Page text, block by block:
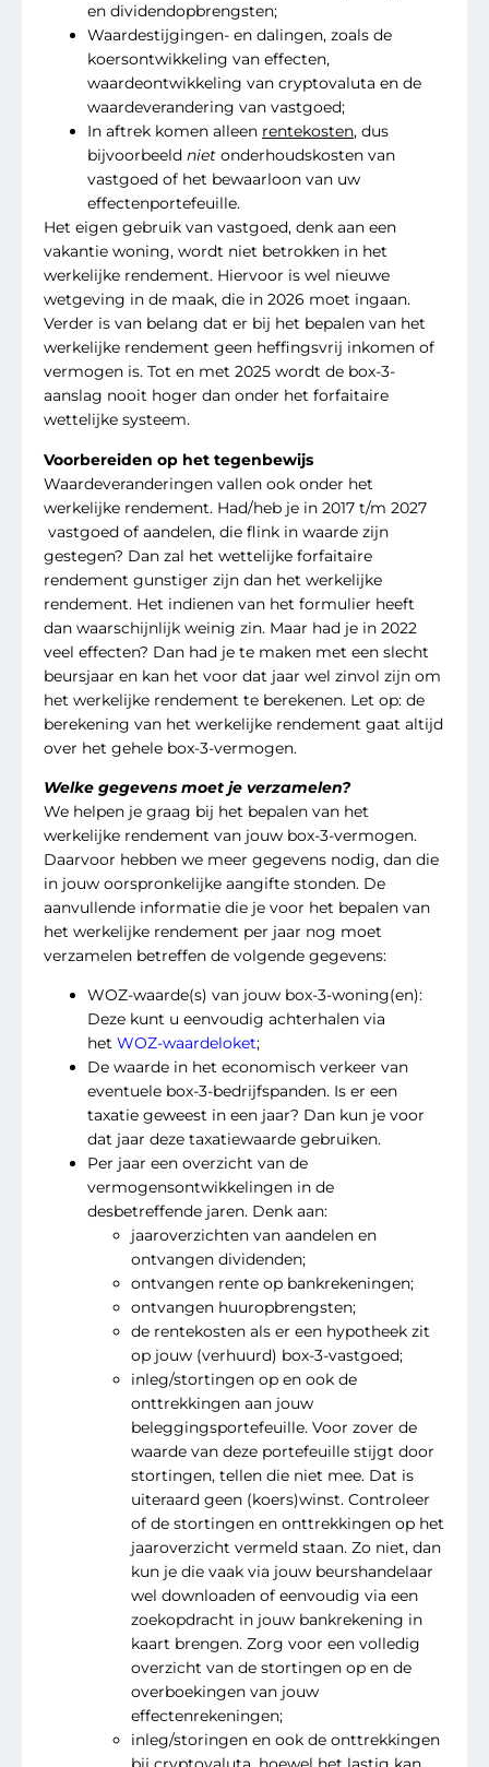
en dividendopbrengsten;
Waardestijgingen- en dalingen, zoals de
koersontwikkeling van effecten,
waardeontwikkeling van cryptovaluta en de
waardeverandering van vastgoed;
In aftrek komen alleen rentekosten, dus
bijvoorbeeld niet onderhoudskosten van
vastgoed of het bewaarloon van uw
effectenportefeuille.
Het eigen gebruik van vastgoed, denk aan een
vakantie woning, wordt niet betrokken in het
werkelijke rendement. Hiervoor is wel nieuwe
wetgeving in de maak, die in 2026 moet ingaan.
Verder is van belang dat er bij het bepalen van het
werkelijke rendement geen heffingsvrij inkomen of
vermogen is. Tot en met 2025 wordt de box-3-
aanslag nooit hoger dan onder het forfaitaire
wettelijke systeem.
Voorbereiden op het tegenbewijs
Waardeveranderingen vallen ook onder het
werkelijke rendement. Had/heb je in 2017 t/m 2027
vastgoed of aandelen, die flink in waarde zijn
gestegen? Dan zal het wettelijke forfaitaire
rendement gunstiger zijn dan het werkelijke
rendement. Het indienen van het formulier heeft
dan waarschijnlijk weinig zin. Maar had je in 2022
veel effecten? Dan had je te maken met een slecht
beursjaar en kan het voor dat jaar wel zinvol zijn om
het werkelijke rendement te berekenen. Let op: de
berekening van het werkelijke rendement gaat altijd
over het gehele box-3-vermogen.
Welke gegevens moet je verzamelen?
We helpen je graag bij het bepalen van het
werkelijke rendement van jouw box-3-vermogen.
Daarvoor hebben we meer gegevens nodig, dan die
in jouw oorspronkelijke aangifte stonden. De
aanvullende informatie die je voor het bepalen van
het werkelijke rendement per jaar nog moet
verzamelen betreffen de volgende gegevens:
WOZ-waarde(s) van jouw box-3-woning(en):
Deze kunt u eenvoudig achterhalen via
het WOZ-waardeloket;
De waarde in het economisch verkeer van
eventuele box-3-bedrijfspanden. Is er een
taxatie geweest in een jaar? Dan kun je voor
dat jaar deze taxatiewaarde gebruiken.
Per jaar een overzicht van de
vermogensontwikkelingen in de
desbetreffende jaren. Denk aan:
jaaroverzichten van aandelen en
ontvangen dividenden;
ontvangen rente op bankrekeningen;
ontvangen huuropbrengsten;
de rentekosten als er een hypotheek zit
op jouw (verhuurd) box-3-vastgoed;
inleg/stortingen op en ook de
onttrekkingen aan jouw
beleggingsportefeuille. Voor zover de
waarde van deze portefeuille stijgt door
stortingen, tellen die niet mee. Dat is
uiteraard geen (koers)winst. Controleer
of de stortingen en onttrekkingen op het
jaaroverzicht vermeld staan. Zo niet, dan
kun je die vaak via jouw beurshandelaar
wel downloaden of eenvoudig via een
zoekopdracht in jouw bankrekening in
kaart brengen. Zorg voor een volledig
overzicht van de stortingen op en de
overboekingen van jouw
effectenrekeningen;
inleg/storingen en ook de onttrekkingen